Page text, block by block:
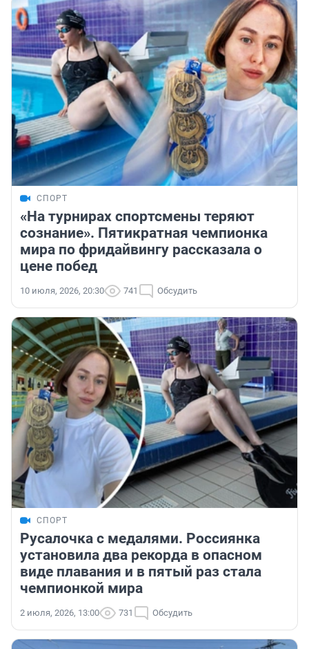
СПОРТ
«На турнирах спортсмены теряют
сознание». Пятикратная чемпионка
мира по фридайвингу рассказала о
цене побед
10 июля, 2026, 20:30 741 Обсудить
СПОРТ
Русалочка с медалями. Россиянка
установила два рекорда в опасном
виде плавания и в пятый раз стала
чемпионкой мира
2 июля, 2026, 13:00 731 Обсудить